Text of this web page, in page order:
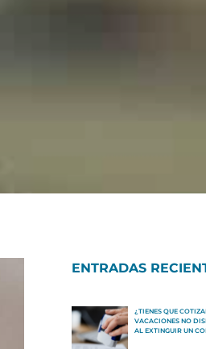
ENTRADAS
¿TIENES QUE
VACACIONES NO
AL EXTINGUIR UN